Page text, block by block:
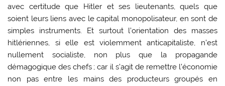
avec certitude que Hitler et ses lieutenants, quels que
soient leurs liens avec le capital monopolisateur, en sont de
simples instruments. Et surtout l’orientation des masses
hitlériennes, si elle est violemment anticapitaliste, n’est
nullement socialiste, non plus que la propagande
démagogique des chefs ; car il s’agit de remettre l’économie
non pas entre les mains des producteurs groupés en